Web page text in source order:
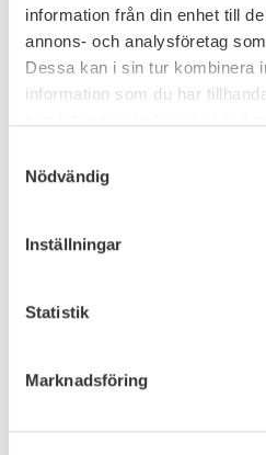
information från din enhet till
annons- och analysföretag
Dessa kan i sin tur kombinera
information som du har
Nödvändig
Inställningar
Statistik
Marknadsföring
Ledare i
Nyhet
Rapport
Remissvar
Webbsändning